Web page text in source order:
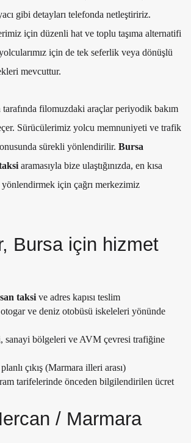
gibi detayları telefonda netleştiririz.
için düzenli hat ve toplu taşıma alternatifi
için de tek seferlik veya dönüşlü
mevcuttur.
filomuzdaki araçlar periyodik bakım
Sürücülerimiz yolcu memnuniyeti ve trafik
sürekli yönlendirilir. Bursa
aramasıyla bize ulaştığınızda, en kısa
yönlendirmek için çağrı merkezimiz
Bursa için hizmet
taksi ve adres kapısı teslim
ve deniz otobüsü iskeleleri yönünde
sanayi bölgeleri ve AVM çevresi trafiğine
çıkış (Marmara illeri arası)
tarifelerinde önceden bilgilendirilen ücret
/ Marmara